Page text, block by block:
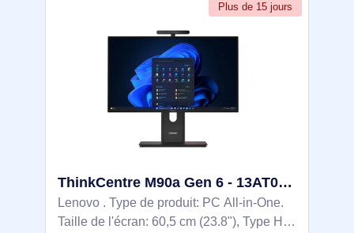
Plus de 15 jours
ThinkCentre M90a Gen 6 - 13AT0021FR
Lenovo . Type de produit: PC All-in-One.
Taille de l'écran: 60,5 cm (23.8"), Type HD: